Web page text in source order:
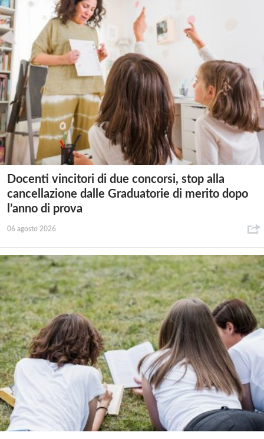
Docenti vincitori di due concorsi, stop alla
cancellazione dalle Graduatorie di merito dopo
l’anno di prova
06 agosto 2026